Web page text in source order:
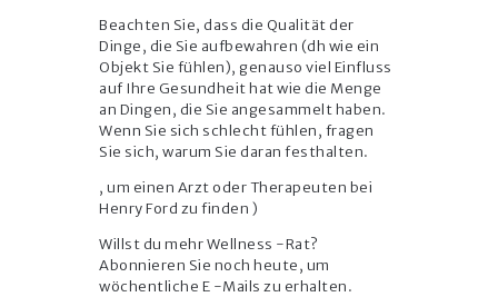
Beachten Sie, dass die Qualität der
Dinge, die Sie aufbewahren (dh wie ein
Objekt Sie fühlen), genauso viel Einfluss
auf Ihre Gesundheit hat wie die Menge
an Dingen, die Sie angesammelt haben.
Wenn Sie sich schlecht fühlen, fragen
Sie sich, warum Sie daran festhalten.
, um einen Arzt oder Therapeuten bei
Henry Ford zu finden )
Willst du mehr Wellness -Rat?
Abonnieren Sie noch heute, um
wöchentliche E -Mails zu erhalten.